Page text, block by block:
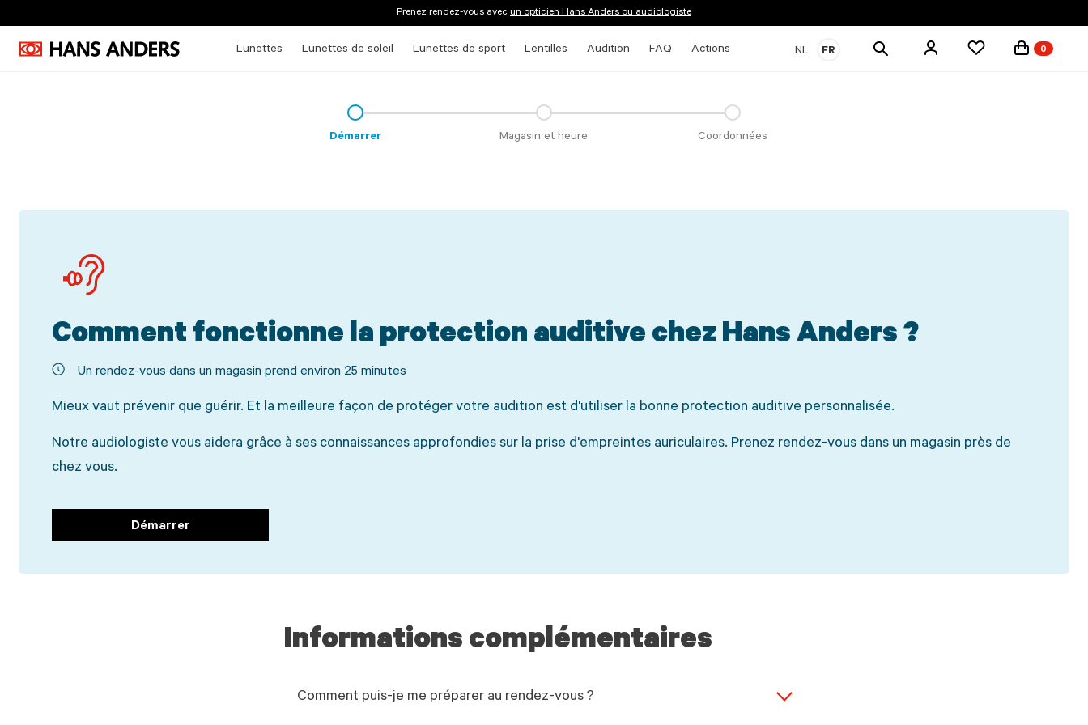
Prenez rendez-vous avec un opticien Hans Anders ou audiologiste
Lunettes Lunettes de soleil Lunettes de sport Lentilles Audition FAQ Actions NL FR
Rechercher
0
Démarrer Magasin et heure Coordonnées
Comment fonctionne la protection auditive chez Hans Anders ?
Un rendez-vous dans un magasin prend environ 25 minutes
Mieux vaut prévenir que guérir. Et la meilleure façon de protéger votre audition est d'utiliser la bonne protection auditive personnalisée.
Notre audiologiste vous aidera grâce à ses connaissances approfondies sur la prise d'empreintes auriculaires. Prenez rendez-vous dans un magasin près de
chez vous.
Démarrer
Informations complémentaires
Comment puis-je me préparer au rendez-vous ?